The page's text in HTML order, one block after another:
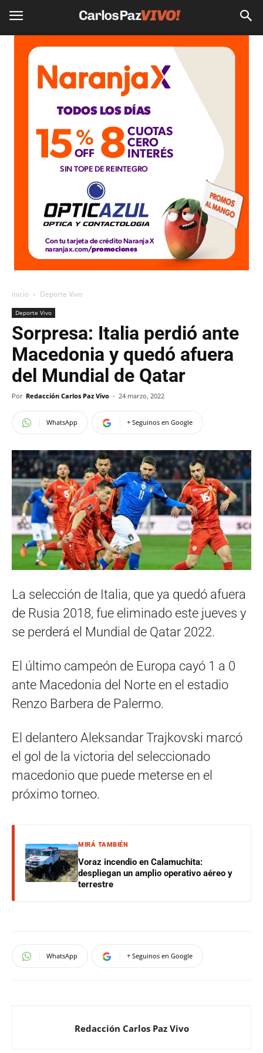
Inicio Deporte Vivo
Deporte Vivo
Sorpresa: Italia perdió ante
Macedonia y quedó afuera
del Mundial de Qatar
Por Redacción Carlos Paz Vivo - 24 marzo, 2022
WhatsApp + Seguinos en Google
La selección de Italia, que ya quedó afuera
de Rusia 2018, fue eliminado este jueves y
se perderá el Mundial de Qatar 2022.
El último campeón de Europa cayó 1 a 0
ante Macedonia del Norte en el estadio
Renzo Barbera de Palermo.
El delantero Aleksandar Trajkovski marcó
el gol de la victoria del seleccionado
macedonio que puede meterse en el
próximo torneo.
MIRÁ TAMBIÉN
Voraz incendio en Calamuchita:
despliegan un amplio operativo aéreo y
terrestre
WhatsApp + Seguinos en Google
Redacción Carlos Paz Vivo